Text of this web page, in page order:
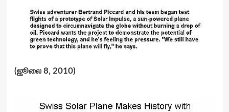
(ஜூலை 8, 2010)